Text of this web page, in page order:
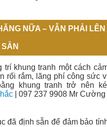
NỮA – VẪN PHẢI
khung tranh một cách
rối rắm, lãng phí công sức
khung tranh trở nên
| 097 237 9908 Mr Cường
đã định sẵn để đảm bảo